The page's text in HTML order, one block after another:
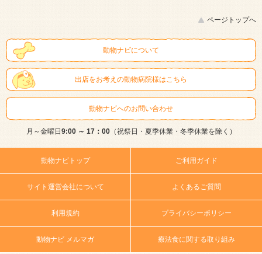
ページトップへ
動物ナビについて
出店をお考えの動物病院様はこちら
動物ナビへのお問い合わせ
月～金曜日 9:00 ～ 17：00（祝祭日・夏季休業・冬季休業を除く）
動物ナビトップ ご利用ガイド
サイト運営会社について よくあるご質問
利用規約 プライバシーポリシー
動物ナビ メルマガ 療法食に関する取り組み